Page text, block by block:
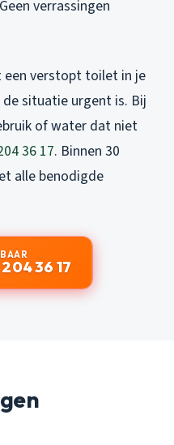
verrassingen
een verstopt toilet in je
situatie urgent is. Bij
of water dat niet
36 17. Binnen 30
alle benodigde
36 17